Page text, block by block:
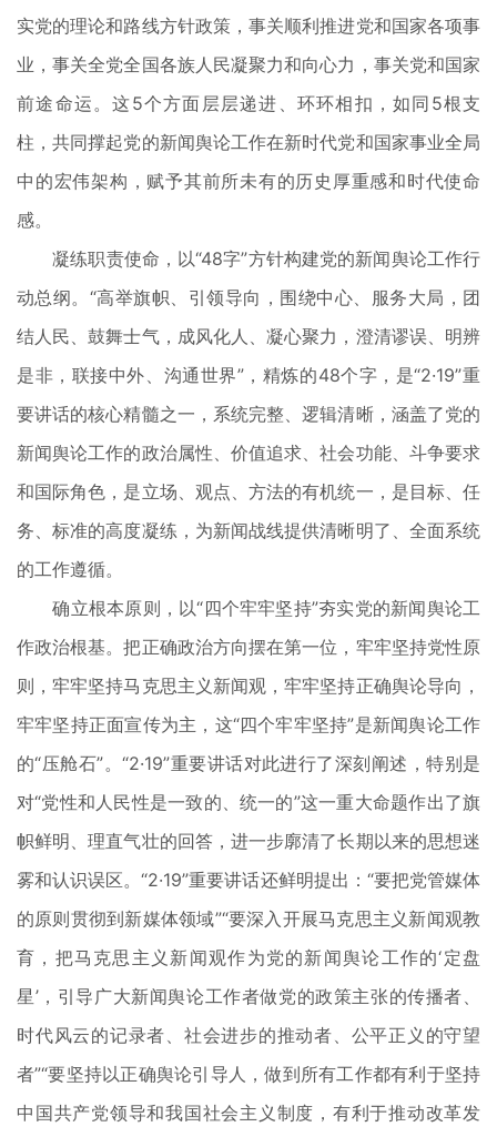
实党的理论和路线方针政策，事关顺利推进党和国家各项事
业，事关全党全国各族人民凝聚力和向心力，事关党和国家
前途命运。这5个方面层层递进、环环相扣，如同5根支
柱，共同撑起党的新闻舆论工作在新时代党和国家事业全局
中的宏伟架构，赋予其前所未有的历史厚重感和时代使命
感。
凝练职责使命，以“48字”方针构建党的新闻舆论工作行
动总纲。“高举旗帜、引领导向，围绕中心、服务大局，团
结人民、鼓舞士气，成风化人、凝心聚力，澄清谬误、明辨
是非，联接中外、沟通世界”，精炼的48个字，是“2·19”重
要讲话的核心精髓之一，系统完整、逻辑清晰，涵盖了党的
新闻舆论工作的政治属性、价值追求、社会功能、斗争要求
和国际角色，是立场、观点、方法的有机统一，是目标、任
务、标准的高度凝练，为新闻战线提供清晰明了、全面系统
的工作遵循。
确立根本原则，以“四个牢牢坚持”夯实党的新闻舆论工
作政治根基。把正确政治方向摆在第一位，牢牢坚持党性原
则，牢牢坚持马克思主义新闻观，牢牢坚持正确舆论导向，
牢牢坚持正面宣传为主，这“四个牢牢坚持”是新闻舆论工作
的“压舱石”。“2·19”重要讲话对此进行了深刻阐述，特别是
对“党性和人民性是一致的、统一的”这一重大命题作出了旗
帜鲜明、理直气壮的回答，进一步廓清了长期以来的思想迷
雾和认识误区。“2·19”重要讲话还鲜明提出：“要把党管媒体
的原则贯彻到新媒体领域”“要深入开展马克思主义新闻观教
育，把马克思主义新闻观作为党的新闻舆论工作的‘定盘
星’，引导广大新闻舆论工作者做党的政策主张的传播者、
时代风云的记录者、社会进步的推动者、公平正义的守望
者”“要坚持以正确舆论引导人，做到所有工作都有利于坚持
中国共产党领导和我国社会主义制度，有利于推动改革发